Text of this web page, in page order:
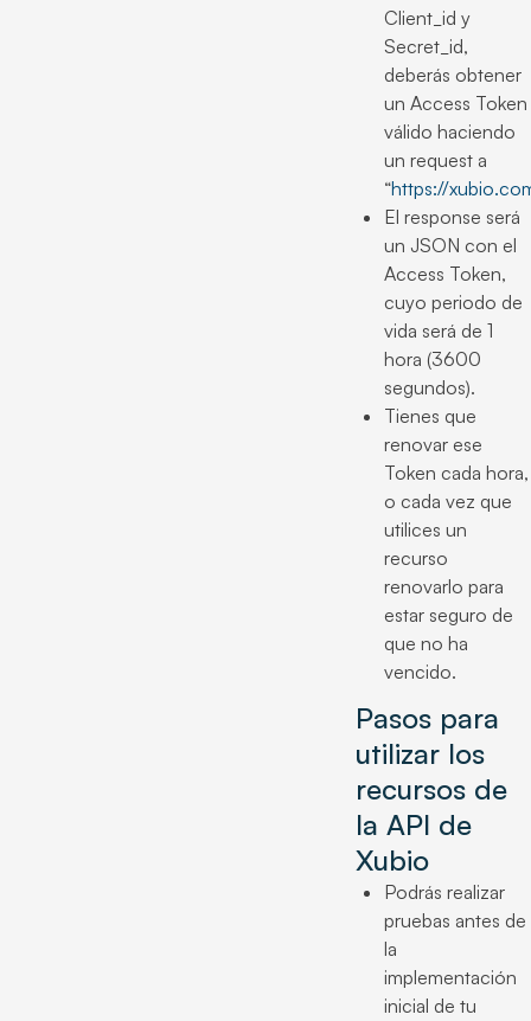
Client_id y
Secret_id,
deberás obtener
un Access Token
válido haciendo
un request a
“https://
El response será
un JSON con el
Access Token,
cuyo periodo de
vida será de 1
hora (3600
segundos).
Tienes que
renovar ese
Token cada hora,
o cada vez que
utilices un
recurso
renovarlo para
estar seguro de
que no ha
vencido.
Pasos para
utilizar los
recursos de
la API de
Xubio
Podrás realizar
pruebas antes de
la
implementación
inicial de tu